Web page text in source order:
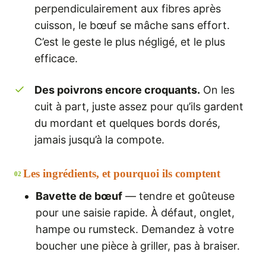
perpendiculairement aux fibres après
cuisson, le bœuf se mâche sans effort.
C’est le geste le plus négligé, et le plus
efficace.
Des poivrons encore croquants. On les
cuit à part, juste assez pour qu’ils gardent
du mordant et quelques bords dorés,
jamais jusqu’à la compote.
02 Les ingrédients, et pourquoi ils comptent
Bavette de bœuf — tendre et goûteuse
pour une saisie rapide. À défaut, onglet,
hampe ou rumsteck. Demandez à votre
boucher une pièce à griller, pas à braiser.